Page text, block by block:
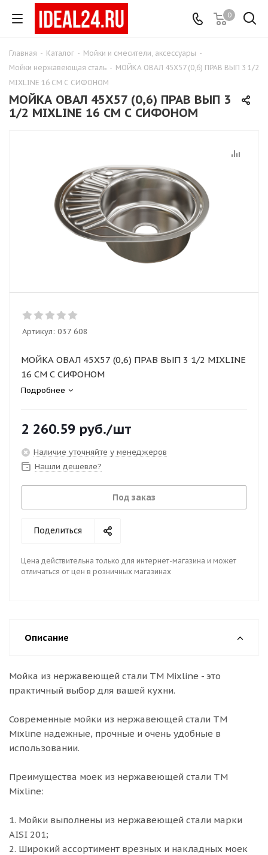
0
Главная - Каталог - Мойки и смесители, аксессуары -
Мойки нержавеющая сталь - МОЙКА ОВАЛ 45Х57 (0,6) ПРАВ ВЫП 3 1/2
MIXLINE 16 СМ С СИФОНОМ
МОЙКА ОВАЛ 45Х57 (0,6) ПРАВ ВЫП 3
1/2 MIXLINE 16 СМ С СИФОНОМ
Артикул: 037 608
МОЙКА ОВАЛ 45Х57 (0,6) ПРАВ ВЫП 3 1/2 MIXLINE
16 СМ С СИФОНОМ
Подробнее
2 260.59 руб./шт
Наличие уточняйте у менеджеров
Нашли дешевле?
Под заказ
Поделиться
Цена действительна только для интернет-магазина и может
отличаться от цен в розничных магазинах
Описание
Мойка из нержавеющей стали ТМ Mixline - это
практичный выбор для вашей кухни.
Современные мойки из нержавеющей стали ТМ
Mixline надежные, прочные и очень удобные в
использовании.
Преимущества моек из нержавеющей стали ТМ
Mixline:
1. Мойки выполнены из нержавеющей стали марки
AISI 201;
2. Широкий ассортимент врезных и накладных моек